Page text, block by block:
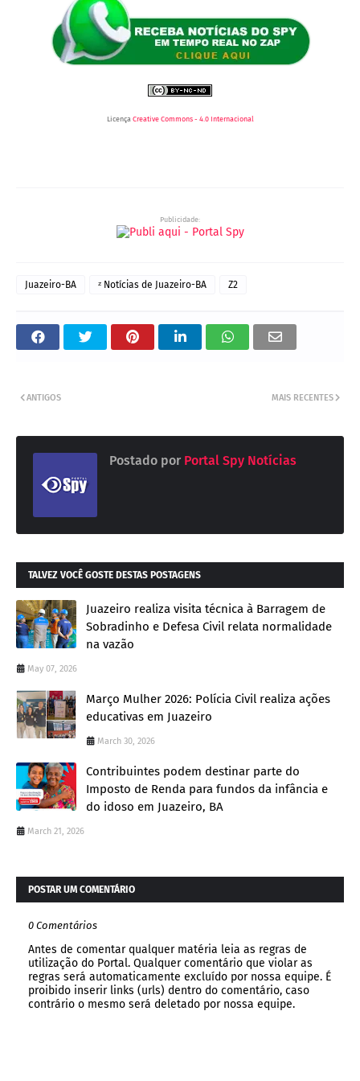
Licença Creative Commons - 4.0 Internacional
Publicidade:
Juazeiro-BA ᶻ Notícias de Juazeiro-BA Z2
MAIS RECENTES
ANTIGOS
Postado por Portal Spy Notícias
TALVEZ VOCÊ GOSTE DESTAS POSTAGENS
Juazeiro realiza visita técnica à Barragem de
Sobradinho e Defesa Civil relata normalidade
na vazão
May 07, 2026
Março Mulher 2026: Polícia Civil realiza ações
educativas em Juazeiro
March 30, 2026
Contribuintes podem destinar parte do
Imposto de Renda para fundos da infância e
do idoso em Juazeiro, BA
March 21, 2026
POSTAR UM COMENTÁRIO
0 Comentários
Antes de comentar qualquer matéria leia as regras de
utilização do Portal. Qualquer comentário que violar as
regras será automaticamente excluído por nossa equipe. É
proibido inserir links (urls) dentro do comentário, caso
contrário o mesmo será deletado por nossa equipe.